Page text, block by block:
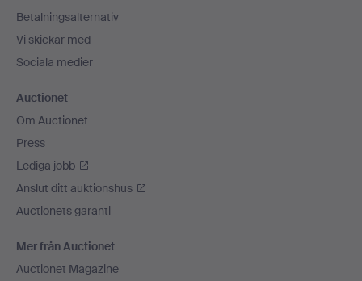
Betalningsalternativ
Vi skickar med
Sociala medier
Auctionet
Om Auctionet
Press
Lediga jobb
Anslut ditt auktionshus
Auctionets garanti
Mer från Auctionet
Auctionet Magazine